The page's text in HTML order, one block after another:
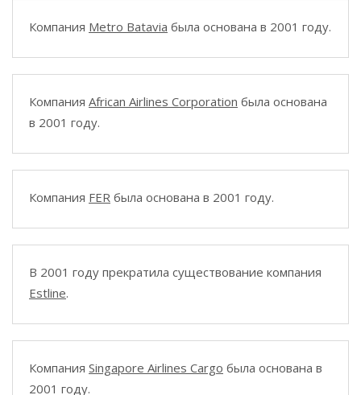
Компания Metro Batavia была основана в 2001 году.
Компания African Airlines Corporation была основана
в 2001 году.
Компания FER была основана в 2001 году.
В 2001 году прекратила существование компания
Estline.
Компания Singapore Airlines Cargo была основана в
2001 году.